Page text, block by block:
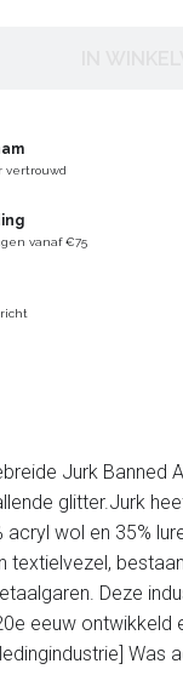
vertrouwd
vanaf €75
Jurk Banned
glitter.Jurk
acryl wol en 35%
textielvezel,
Deze
eeuw ontwikkeld
Was